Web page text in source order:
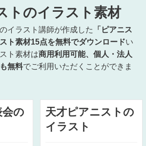
トのイラスト素材
イラスト講師が作成した
「ピアニス
ト素材15点を無料でダウンロードい
ト素材は商用利用可能、個人・法人
無料でご利用いただくことができま
の
天才ピアニストの
イラスト